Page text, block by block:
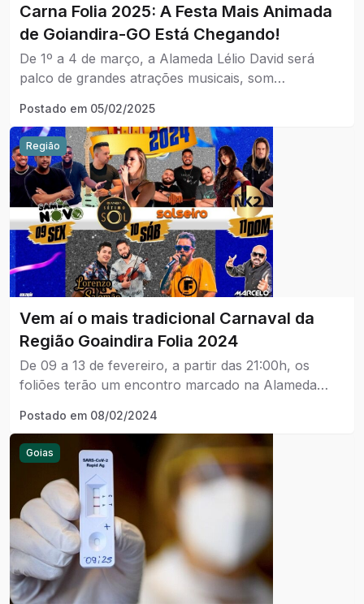
Carna Folia 2025: A Festa Mais Animada
de Goiandira-GO Está Chegando!
De 1º a 4 de março, a Alameda Lélio David será
palco de grandes atrações musicais, som
Postado em 05/02/2025
Região
Vem aí o mais tradicional Carnaval da
Região Goaindira Folia 2024
De 09 a 13 de fevereiro, a partir das 21:00h, os
foliões terão um encontro marcado na Alameda
Postado em 08/02/2024
Goias